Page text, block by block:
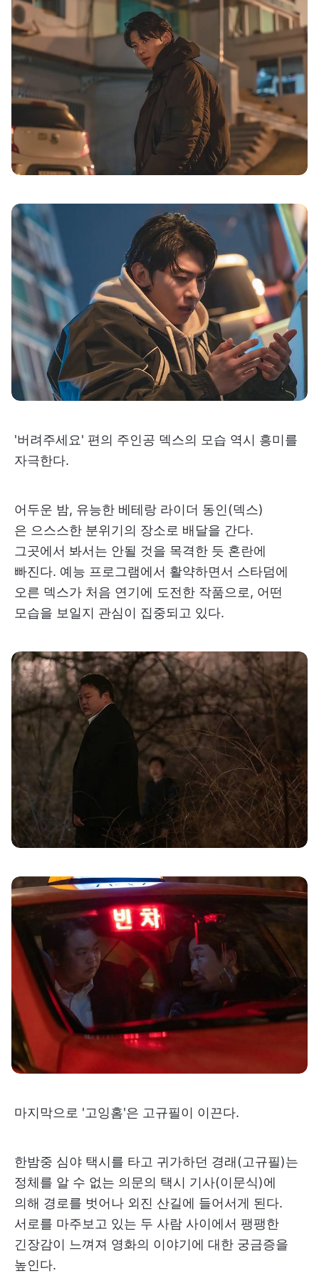
'버려주세요' 편의 주인공 덱스의 모습 역시 흥미를
자극한다.
어두운 밤, 유능한 베테랑 라이더 동인(덱스)
은 으스스한 분위기의 장소로 배달을 간다.
그곳에서 봐서는 안될 것을 목격한 듯 혼란에
빠진다. 예능 프로그램에서 활약하면서 스타덤에
오른 덱스가 처음 연기에 도전한 작품으로, 어떤
모습을 보일지 관심이 집중되고 있다.
마지막으로 '고잉홈'은 고규필이 이끈다.
한밤중 심야 택시를 타고 귀가하던 경래(고규필)는
정체를 알 수 없는 의문의 택시 기사(이문식)에
의해 경로를 벗어나 외진 산길에 들어서게 된다.
서로를 마주보고 있는 두 사람 사이에서 팽팽한
긴장감이 느껴져 영화의 이야기에 대한 궁금증을
높인다.